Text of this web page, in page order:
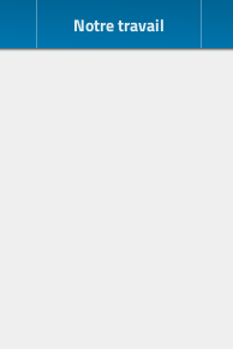
Notre travail